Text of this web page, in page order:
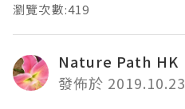
瀏覽次數:419
Nature Path HK
發佈於 2019.10.23